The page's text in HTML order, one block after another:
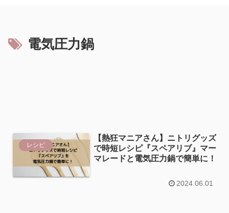
電気圧力鍋
レシピ
【熱狂マニアさん】ニトリグッズ
で時短レシピ『スペアリブ』マー
マレードと電気圧力鍋で簡単に！
2024.06.01